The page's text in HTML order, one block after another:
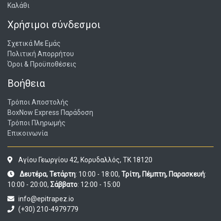
Καλάθι
Χρήσιμοι σύνδεσμοι
Σχετικά Με Εμάς
Πολιτική Απορρήτου
Όροι & Προϋποθέσεις
Βοήθεια
Τρόποι Αποστολής
BoxNow Express Παράδοση
Τρόποι Πληρωμής
Επικοινωνία
Αγίου Γεωργίου 42, Κορυδαλλός, ΤΚ 18120
Δευτέρα, Τετάρτη: 10:00 - 18:00, Τρίτη, Πέμπτη, Παρασκευή:
10:00 - 20:00, Σάββατο: 12:00 - 15:00
info@epitrapez.io
(+30) 210-4979779